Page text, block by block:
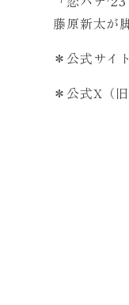
藤原新太が
＊公式サイ
＊公式X（